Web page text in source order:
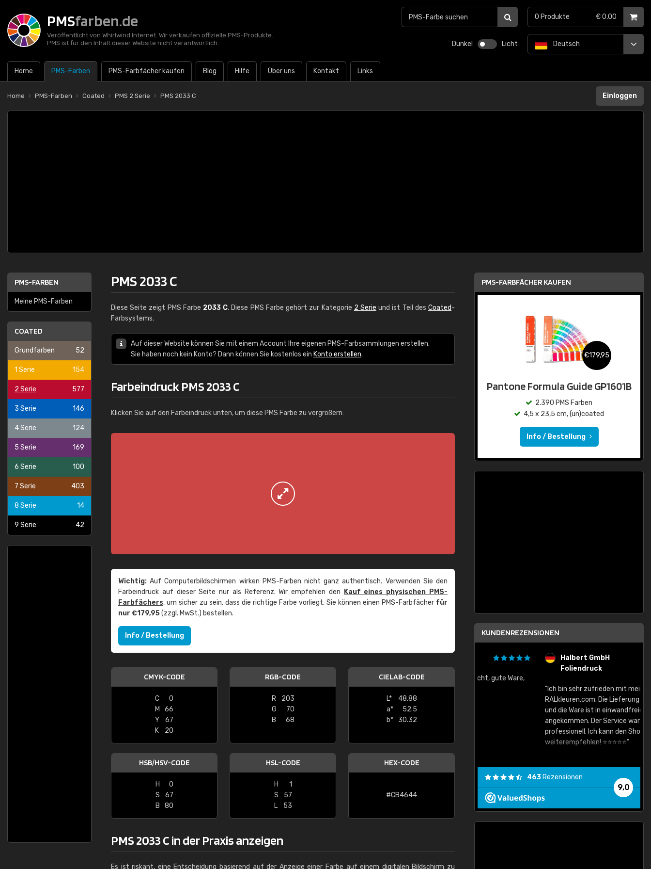
PMSfarben.de
Veröffentlicht von Whirlwind Internet. Wir verkaufen offizielle PMS-Produkte.
PMS ist für den Inhalt dieser Website nicht verantwortlich.
Dunkel Licht
Home PMS-Farben PMS-Farbfächer kaufen Blog Hilfe Über uns Kontakt Links
Deutsch
0 Produkte € 0,00
Home PMS-Farben Coated PMS 2 Serie PMS 2033 C Einloggen
PMS-FARBEN
Meine PMS-Farben
COATED
Grundfarben 52
1 Serie 154
2 Serie 577
3 Serie 146
4 Serie 124
5 Serie 169
6 Serie 100
7 Serie 403
8 Serie 14
9 Serie 42
PMS 2033 C
Diese Seite zeigt PMS Farbe 2033 C. Diese PMS Farbe gehört zur Kategorie 2 Serie und ist Teil desCoated-
Farbsystems.
Auf dieser Website können Sie mit einem Account Ihre eigenen PMS-Farbsammlungen erstellen.
Sie haben noch kein Konto? Dann können Sie kostenlos ein Konto erstellen.
Farbeindruck PMS 2033 C
Klicken Sie auf den Farbeindruck unten, um diese PMS Farbe zu vergrößern:
Wichtig: Auf Computerbildschirmen wirken PMS-Farben nicht ganz authentisch. Verwenden Sie den
Farbeindruck auf dieser Seite nur als Referenz. Wir empfehlen den
Kauf eines physischen PMS-
Farbfächers, um sicher zu sein, dass die richtige Farbe vorliegt. Sie können einen PMS-Farbfächer für
nur €179,95(zzgl. MwSt.) bestellen.
Info / Bestellung
CMYK-CODE
C
0
M
66
Y
67
K
20
RGB-CODE
R
203
G
70
B
68
CIELAB-CODE
L*
48.88
a*
52.5
b*
30.32
HSB/HSV-CODE
H
0
S
67
B
80
HSL-CODE
H
1
S
57
L
53
HEX-CODE
#CB4644
PMS 2033 C in der Praxis anzeigen
Es ist riskant, eine Entscheidung basierend auf der Anzeige einer Farbe auf einem digitalen Bildschirm zu
PMS-FARBFÄCHER KAUFEN
€179,95
Pantone Formula Guide GP1601B
2.390 PMS Farben
4,5 x 23,5 cm, (un)coated
Info / Bestellung
KUNDENREZENSIONEN
"Alles so, wie man es sich wünscht, gute Ware,
schnelle Lieferung."
Halbert GmbH
"Ich bin sehr zufrieden mit meinem Einkauf bei
RALkleuren.com. Die Lieferung war sehr schnell
und die Ware ist in einwandfreiem Zustand
angekommen. Der Service war zuverlässig und
professionell. Ich kann den Shop auf jeden Fall
weiterempfehlen! ⭐⭐⭐⭐⭐"
9,0
463 Rezensionen